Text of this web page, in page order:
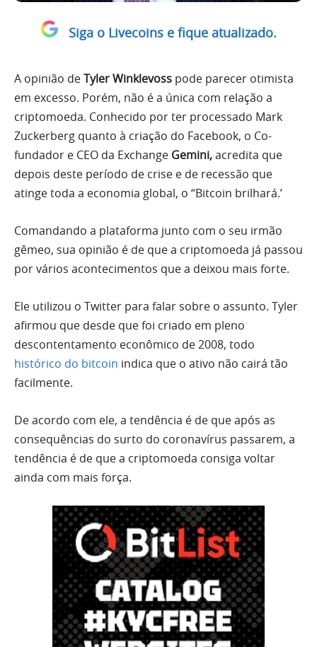
Siga o Livecoins e fique atualizado.
A opinião deTyler Winklevoss pode parecer otimista
em excesso. Porém, não é a única com relação a
criptomoeda. Conhecido por ter processado Mark
Zuckerberg quanto à criação do Facebook, o Co-
fundador e CEO da Exchange Gemini,acredita que
depois deste período de crise e de recessão que
atinge toda a economia global, o “Bitcoin brilhará.’
Comandando a plataforma junto com o seu irmão
gêmeo, sua opinião é de que a criptomoeda já passou
por vários acontecimentos que a deixou mais forte.
Ele utilizou o Twitter para falar sobre o assunto. Tyler
afirmou que desde que foi criado em pleno
descontentamento econômico de 2008, todo
histórico do bitcoin indica que o ativo não cairá tão
facilmente.
De acordo com ele, a tendência é de que após as
consequências do surto do coronavírus passarem, a
tendência é de que a criptomoeda consiga voltar
ainda com mais força.